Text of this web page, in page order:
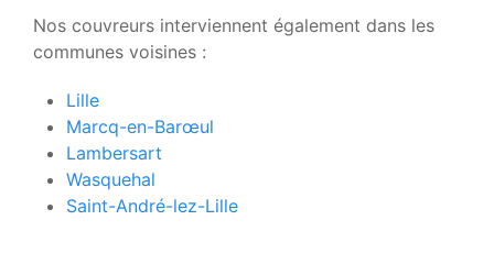
Nos couvreurs interviennent également dans les
communes voisines :
Lille
Marcq-en-Barœul
Lambersart
Wasquehal
Saint-André-lez-Lille